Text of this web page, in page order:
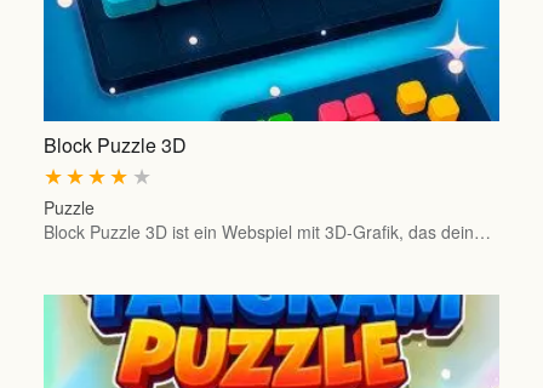
Block Puzzle 3D
★
★
★
★
★
Puzzle
Block Puzzle 3D ist ein Webspiel mit 3D-Grafik, das dein…